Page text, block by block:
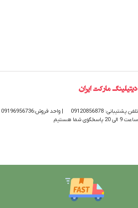
تلفن پشتیبانی: 09120856878 | واحد فروش:09196956736
ساعت 9 الی 20 پاسخگوی شما هستیم